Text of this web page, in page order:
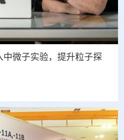
中微子实验，提升粒子探